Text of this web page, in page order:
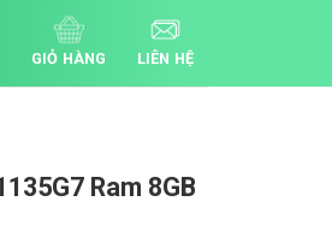
GIỎ HÀNG LIÊN HỆ
Ram 8GB